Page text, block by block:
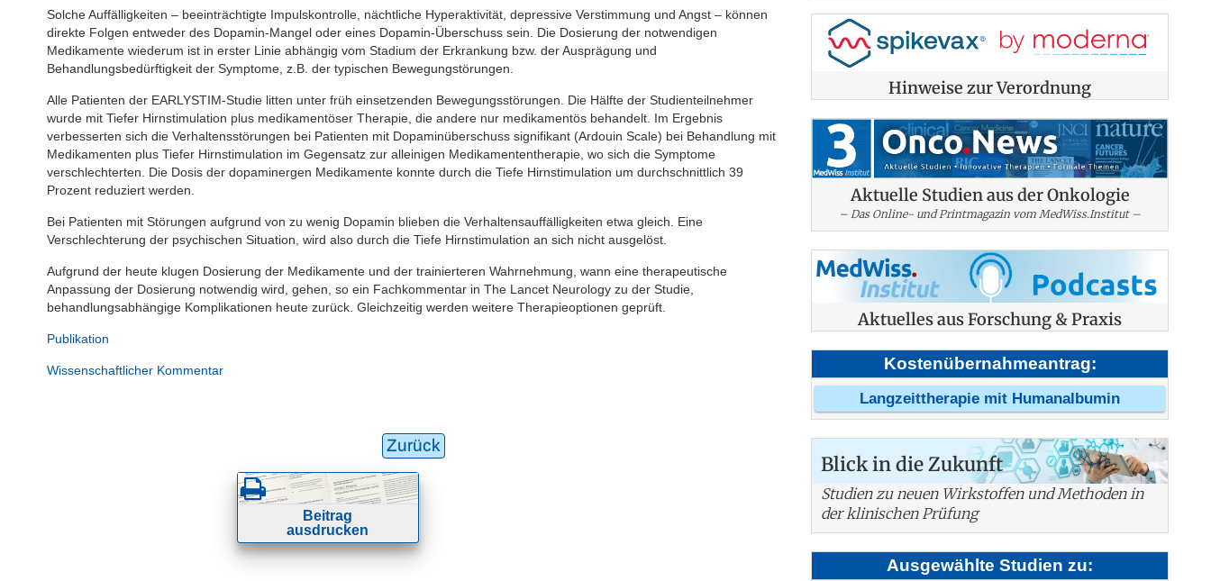
Solche Auffälligkeiten – beeinträchtigte Impulskontrolle, nächtliche Hyperaktivität, depressive Verstimmung und Angst – können
direkte Folgen entweder des Dopamin-Mangel oder eines Dopamin-Überschuss sein. Die Dosierung der notwendigen
Medikamente wiederum ist in erster Linie abhängig vom Stadium der Erkrankung bzw. der Ausprägung und
Behandlungsbedürftigkeit der Symptome, z.B. der typischen Bewegungstörungen.
Alle Patienten der EARLYSTIM-Studie litten unter früh einsetzenden Bewegungsstörungen. Die Hälfte der Studienteilnehmer
wurde mit Tiefer Hirnstimulation plus medikamentöser Therapie, die andere nur medikamentös behandelt. Im Ergebnis
verbesserten sich die Verhaltensstörungen bei Patienten mit Dopaminüberschuss signifikant (Ardouin Scale) bei Behandlung mit
Medikamenten plus Tiefer Hirnstimulation im Gegensatz zur alleinigen Medikamententherapie, wo sich die Symptome
verschlechterten. Die Dosis der dopaminergen Medikamente konnte durch die Tiefe Hirnstimulation um durchschnittlich 39
Prozent reduziert werden.
Bei Patienten mit Störungen aufgrund von zu wenig Dopamin blieben die Verhaltensauffälligkeiten etwa gleich. Eine
Verschlechterung der psychischen Situation, wird also durch die Tiefe Hirnstimulation an sich nicht ausgelöst.
Aufgrund der heute klugen Dosierung der Medikamente und der trainierteren Wahrnehmung, wann eine therapeutische
Anpassung der Dosierung notwendig wird, gehen, so ein Fachkommentar in The Lancet Neurology zu der Studie,
behandlungsabhängige Komplikationen heute zurück. Gleichzeitig werden weitere Therapieoptionen geprüft.
Publikation
Wissenschaftlicher Kommentar
Zurück
Beitrag
ausdrucken
Hinweise zur Verordnung
Aktuelle Studien aus der Onkologie
– Das Online- und Printmagazin vom MedWiss.Institut –
Aktuelles aus Forschung & Praxis
Kostenübernahmeantrag:
Langzeittherapie mit Humanalbumin
Blick in die Zukunft
Studien zu neuen Wirkstoffen und Methoden in
der klinischen Prüfung
Ausgewählte Studien zu: